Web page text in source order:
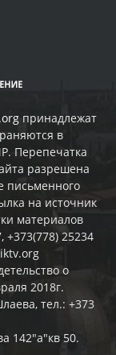
принадлежат
в
Перепечатка
разрешена
письменного
на источник
материалов
+373(778) 25234
о
2018г.
тел.: +373
142"а"кв 50.